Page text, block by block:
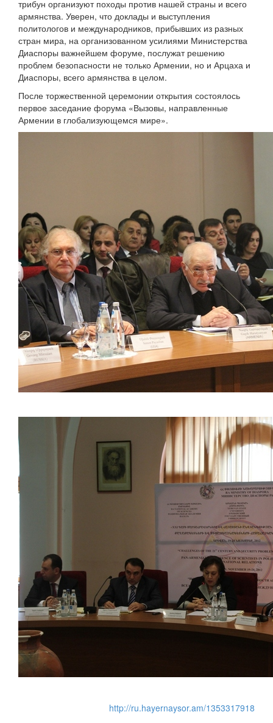
трибун организуют походы против нашей страны и всего
армянства. Уверен, что доклады и выступления
политологов и международников, прибывших из разных
стран мира, на организованном усилиями Министерства
Диаспоры важнейшем форуме, послужат решению
проблем безопасности не только Армении, но и Арцаха и
Диаспоры, всего армянства в целом.
После торжественной церемонии открытия состоялось
первое заседание форума «Вызовы, направленные
Армении в глобализующемся мире».
http://ru.hayernaysor.am/1353317918